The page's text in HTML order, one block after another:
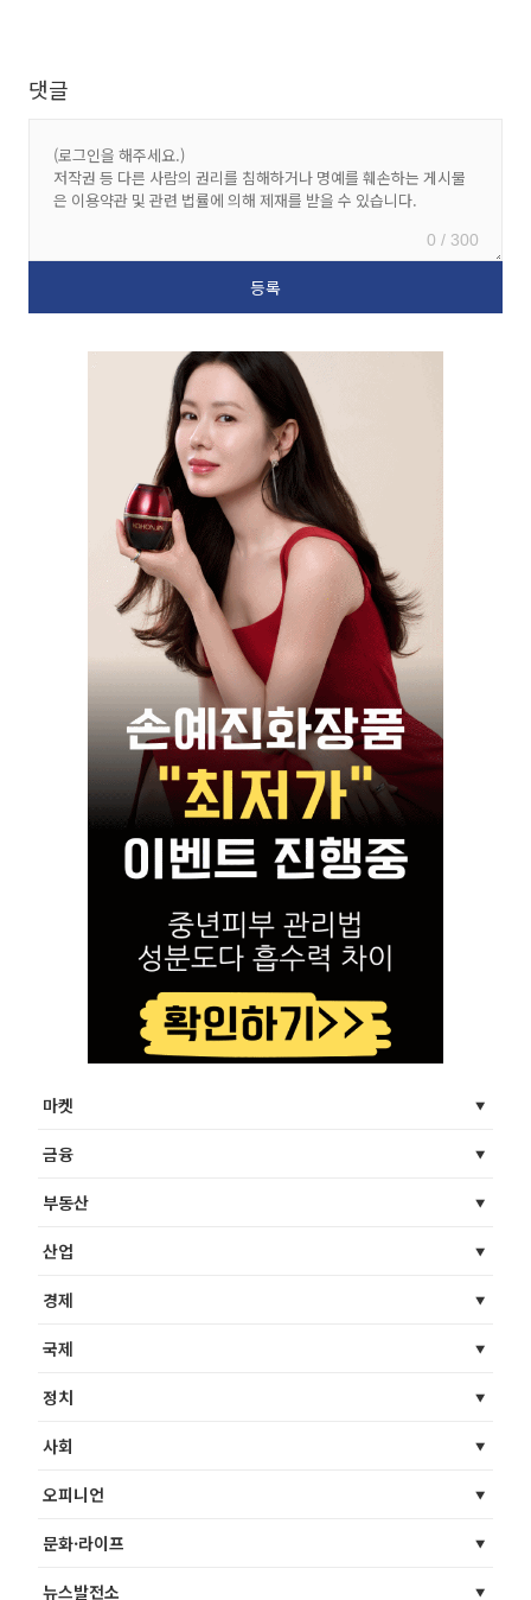
댓글
0 / 300
마켓
금융
부동산
산업
경제
국제
정치
사회
오피니언
문화·라이프
뉴스발전소